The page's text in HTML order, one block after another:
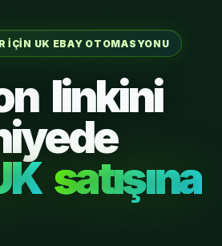
IÇIN UK EBAY OTOMASYONU
linkini
satışına